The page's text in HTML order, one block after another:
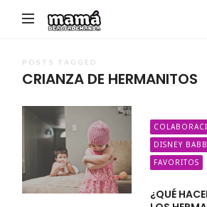
Demanda
POSTS TAGGED
CRIANZA DE HERMANITOS
DISNEY
FAVORITOS
¿QUÉ